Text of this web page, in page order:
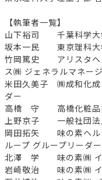
【執筆者一覧】
山下裕司 千葉科学大
坂本一民 東京理科大
竹岡篤史 アリスタヘ
ス㈱ ジェネラルマネー
米田久美子 ㈱成和化成
ダー
高橋 守 高橋化粧品
上野京子 一般社団法
岡田拓矢 味の素ヘル
ループ グループリーダー
北澤 学 味の素㈱ イ
岩崎敬治 味の素㈱ イ